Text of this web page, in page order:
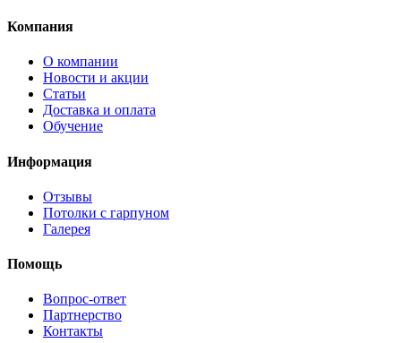
Компания
О компании
Новости и акции
Статьи
Доставка и оплата
Обучение
Информация
Отзывы
Потолки с гарпуном
Галерея
Помощь
Вопрос-ответ
Партнерство
Контакты